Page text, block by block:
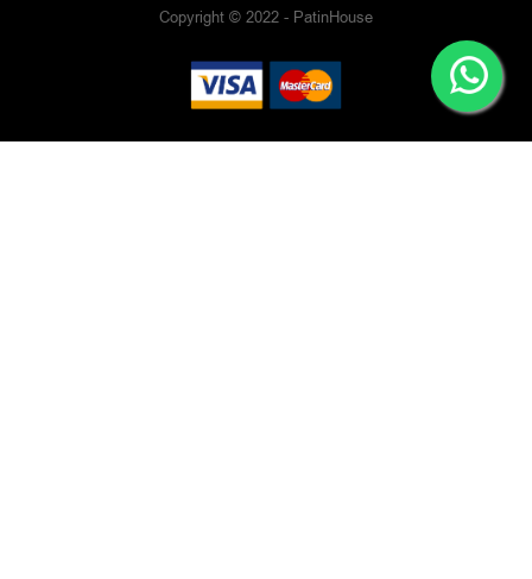
Copyright © 2022 - PatinHouse